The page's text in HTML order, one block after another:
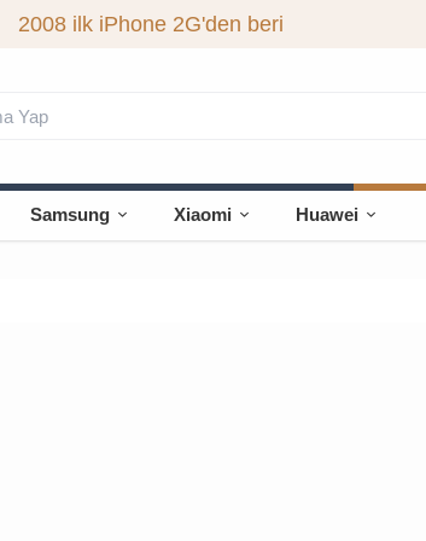
2008 ilk iPhone 2G'den beri
Samsung Xiaomi Huawei